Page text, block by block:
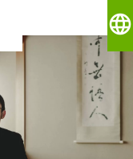
language